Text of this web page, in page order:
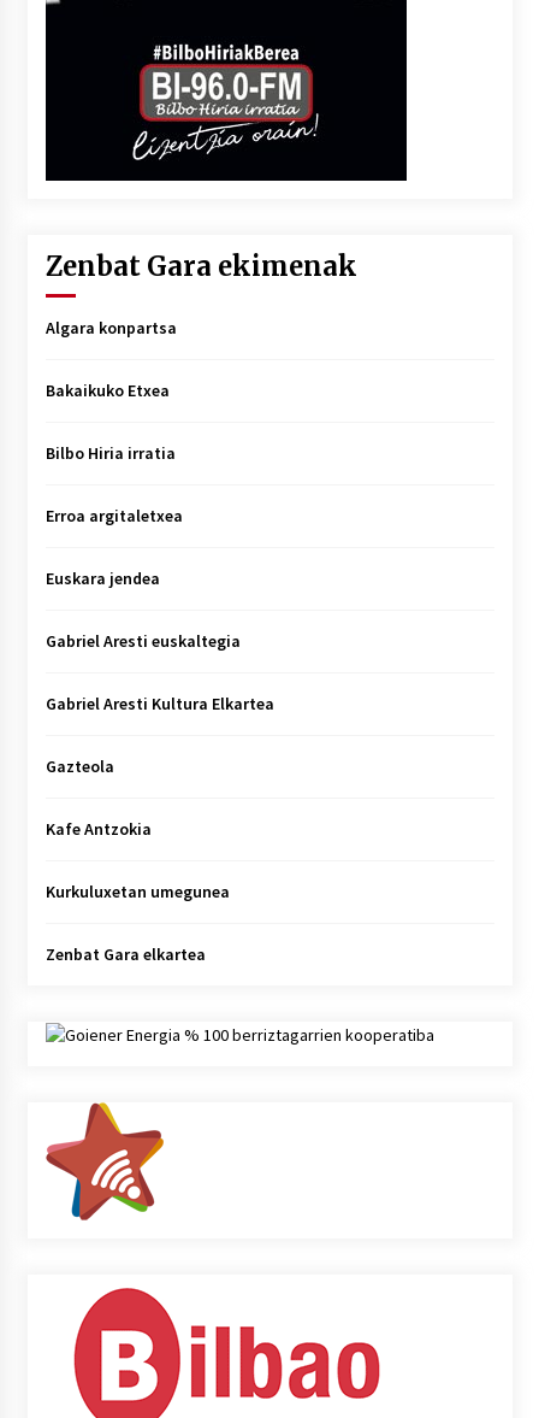
Zenbat Gara ekimenak
Algara konpartsa
Bakaikuko Etxea
Bilbo Hiria irratia
Erroa argitaletxea
Euskara jendea
Gabriel Aresti euskaltegia
Gabriel Aresti Kultura Elkartea
Gazteola
Kafe Antzokia
Kurkuluxetan umegunea
Zenbat Gara elkartea